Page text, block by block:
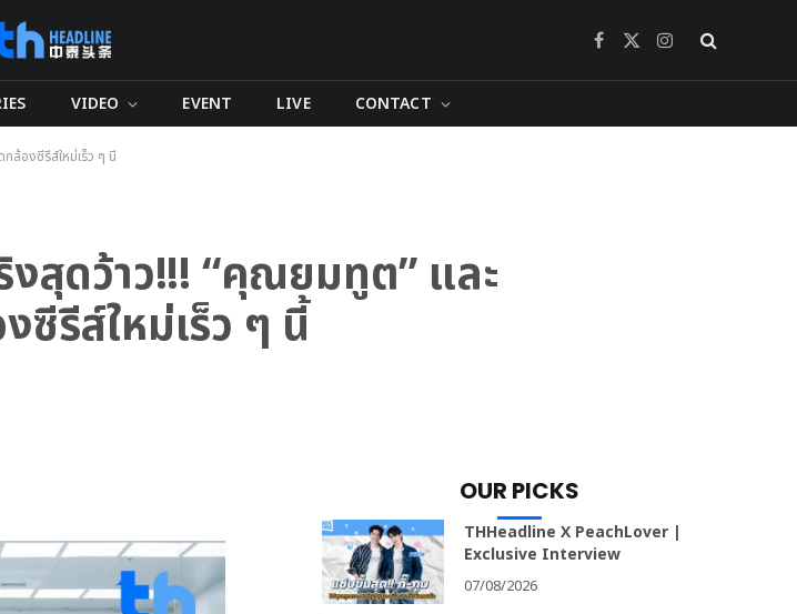
Facebook
X
Instagram
VIDEO EVENT LIVE CONTACT
ล้องซีรีส์ใหม่เร็ว ๆ นี้
สุดว้าว!!! “คุณยมทูต” และ
ซีรีส์ใหม่เร็ว ๆ นี้
OUR PICKS
THHeadline X PeachLover |
Exclusive Interview
07/08/2026